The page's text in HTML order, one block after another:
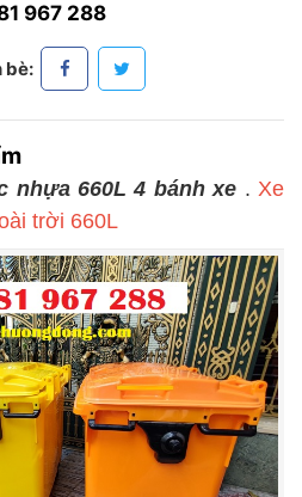
967 288
bè:
nhựa 660L 4 bánh xe .Xe
trời 660L